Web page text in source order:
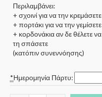
Περιλαμβάνει:
+ σχοινί για να την κρεμάσετε
+ πορτάκι για να την γεμίσετε
+ κορδονάκια αν δε θέλετε να
τη σπάσετε
(κατόπιν συνεννόησης)
*Ημερομηνία Πάρτυ: